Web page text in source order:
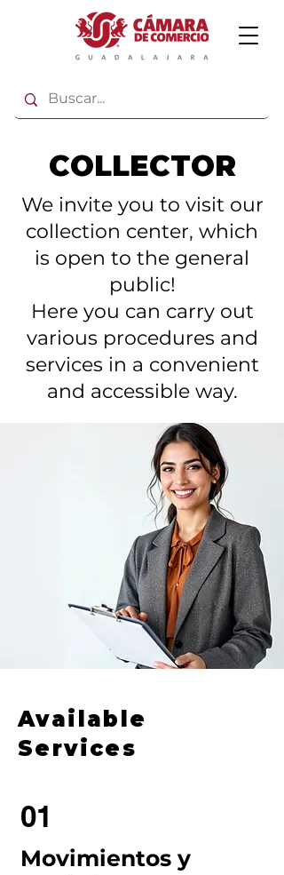
COLLECTOR
We invite you to visit our
collection center, which
is open to the general
public!
Here you can carry out
various procedures and
services in a convenient
and accessible way.
Available
Services
01
Movimientos y